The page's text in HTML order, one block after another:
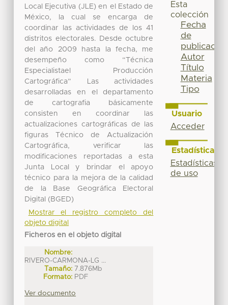
Local Ejecutiva (JLE) en el Estado de
México, la cual se encarga de
coordinar las actividades de los 41
distritos electorales. Desde octubre
del año 2009 hasta la fecha, me
desempeño como “Técnica
Especialistael Producción
Cartográfica” Las actividades
desarrolladas en el departamento
de cartografia básicamente
consisten en coordinar las
actualizaciones cartográficas de las
figuras Técnico de Actualización
Cartográfica, verificar las
modificaciones reportadas a esta
Junta Local y brindar el apoyo
técnico para la mejora de la calidad
de la Base Geográfica Electoral
Digital (BGED)
Mostrar el registro completo del
objeto digital
Ficheros en el objeto digital
Nombre:
RIVERO-CARMONA-LG ...
Tamaño: 7.876Mb
Formato: PDF
Ver documento
Esta
colección
Fecha
de
publicación
Autor
Título
Materia
Tipo
Usuario
Acceder
Estadísticas
Estadísticas
de uso